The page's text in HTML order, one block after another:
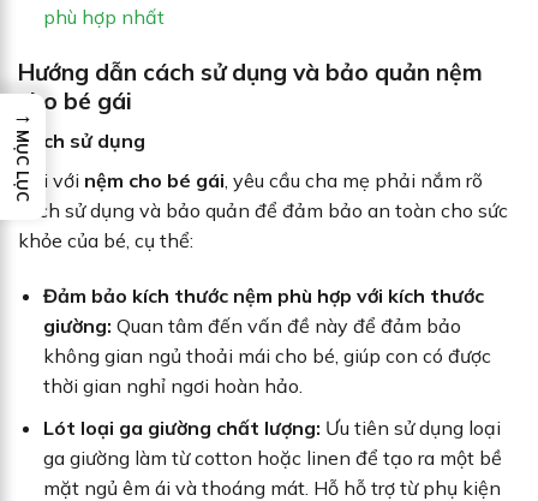
phù hợp nhất
Hướng dẫn cách sử dụng và bảo quản nệm
cho bé gái
Cách sử dụng
Đối với nệm cho bé gái, yêu cầu cha mẹ phải nắm rõ
cách sử dụng và bảo quản để đảm bảo an toàn cho sức
khỏe của bé, cụ thể:
Đảm bảo kích thước nệm phù hợp với kích thước
giường: Quan tâm đến vấn đề này để đảm bảo
không gian ngủ thoải mái cho bé, giúp con có được
thời gian nghỉ ngơi hoàn hảo.
Lót loại ga giường chất lượng: Ưu tiên sử dụng loại
ga giường làm từ cotton hoặc linen để tạo ra một bề
mặt ngủ êm ái và thoáng mát. Hỗ hỗ trợ từ phụ kiện
→
MỤC LỤC